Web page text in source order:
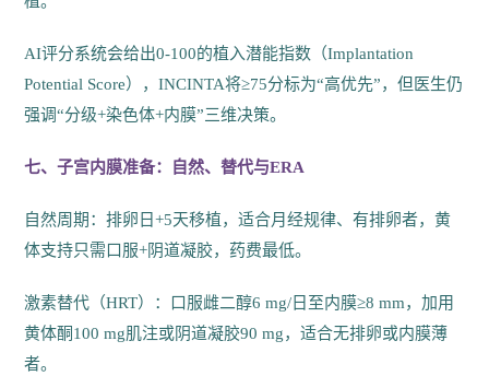
AI评分系统会给出0-100的植入潜能指数（Implantation
Potential Score），INCINTA将≥75分标为“高优先”，但医生仍
强调“分级+染色体+内膜”三维决策。
七、子宫内膜准备：自然、替代与ERA
自然周期：排卵日+5天移植，适合月经规律、有排卵者，黄
体支持只需口服+阴道凝胶，药费最低。
激素替代（HRT）：口服雌二醇6 mg/日至内膜≥8 mm，加用
黄体酮100 mg肌注或阴道凝胶90 mg，适合无排卵或内膜薄
者。